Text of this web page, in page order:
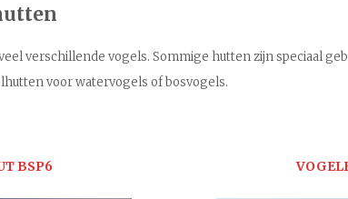
verschillende vogels. Sommige hutten zijn speciaal
voor watervogels of bosvogels.
BSP6